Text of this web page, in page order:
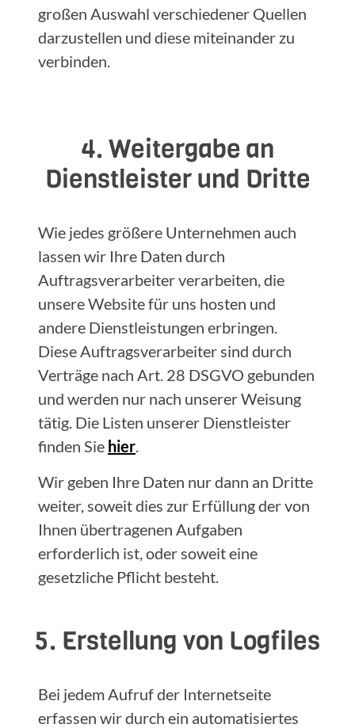
großen Auswahl verschiedener Quellen
darzustellen und diese miteinander zu
verbinden.
4. Weitergabe an
Dienstleister und Dritte
Wie jedes größere Unternehmen auch
lassen wir Ihre Daten durch
Auftragsverarbeiter verarbeiten, die
unsere Website für uns hosten und
andere Dienstleistungen erbringen.
Diese Auftragsverarbeiter sind durch
Verträge nach Art. 28 DSGVO gebunden
und werden nur nach unserer Weisung
tätig. Die Listen unserer Dienstleister
finden Sie hier.
Wir geben Ihre Daten nur dann an Dritte
weiter, soweit dies zur Erfüllung der von
Ihnen übertragenen Aufgaben
erforderlich ist, oder soweit eine
gesetzliche Pflicht besteht.
5. Erstellung von Logfiles
Bei jedem Aufruf der Internetseite
erfassen wir durch ein automatisiertes